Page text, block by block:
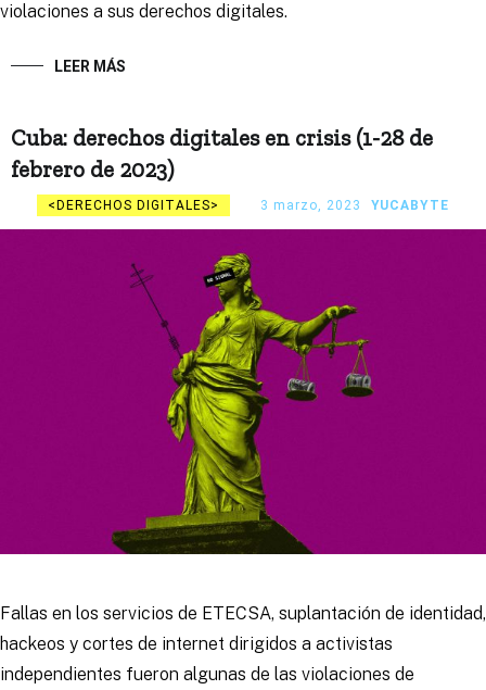
violaciones a sus derechos digitales.
LEER MÁS
Cuba: derechos digitales en crisis (1-28 de
febrero de 2023)
DERECHOS DIGITALES 3 marzo, 2023 YUCABYTE
Fallas en los servicios de ETECSA, suplantación de identidad,
hackeos y cortes de internet dirigidos a activistas
independientes fueron algunas de las violaciones de